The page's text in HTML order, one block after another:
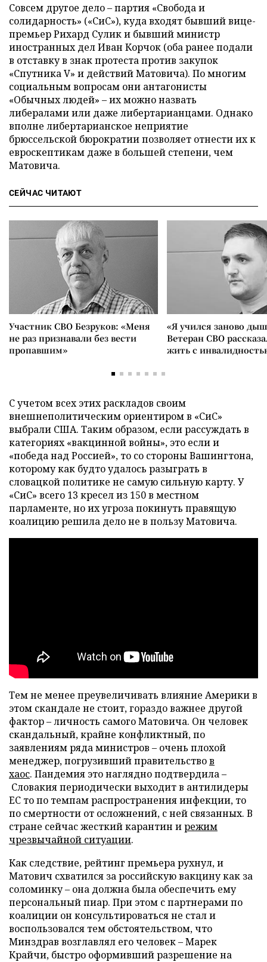
Совсем другое дело – партия «Свобода и
солидарность» («СиС»), куда входят бывший вице-
премьер Рихард Сулик и бывший министр
иностранных дел Иван Корчок (оба ранее подали
в отставку в знак протеста против закупок
«Спутника V» и действий Матовича). По многим
социальным вопросам они антагонисты
«Обычных людей» – их можно назвать
либералами или даже либертарианцами. Однако
вполне либертарианское неприятие
брюссельской бюрократии позволяет отнести их к
евроскептикам даже в большей степени, чем
Матовича.
СЕЙЧАС ЧИТАЮТ
Участник СВО Безруков: «Меня
не раз признавали без вести
пропавшим»
«Я учился заново
Ветеран СВО
жить с
С учетом всех этих раскладов своим
внешнеполитическим ориентиром в «СиС»
выбрали США. Таким образом, если рассуждать в
категориях «вакцинной войны», это если и
«победа над Россией», то со стороны Вашингтона,
которому как будто удалось разыграть в
словацкой политике не самую сильную карту. У
«СиС» всего 13 кресел из 150 в местном
парламенте, но их угроза покинуть правящую
коалицию решила дело не в пользу Матовича.
Тем не менее преувеличивать влияние Америки в
этом скандале не стоит, гораздо важнее другой
фактор – личность самого Матовича. Он человек
скандальный, крайне конфликтный, по
заявлениям ряда министров – очень плохой
менеджер, погрузивший правительствов
хаос. Пандемия это наглядно подтвердила –
Словакия периодически выходит в антилидеры
ЕС то по темпам распространения инфекции, то
по смертности от осложнений, с ней связанных. В
стране сейчас жесткий карантин ирежим
чрезвычайной ситуации.
Как следствие, рейтинг премьера рухнул, и
Матович схватился за российскую вакцину как за
соломинку – она должна была обеспечить ему
персональный пиар. При этом с партнерами по
коалиции он консультироваться не стал и
воспользовался тем обстоятельством, что
Минздрав возглавлял его человек – Марек
Крайчи, быстро оформивший разрешение на